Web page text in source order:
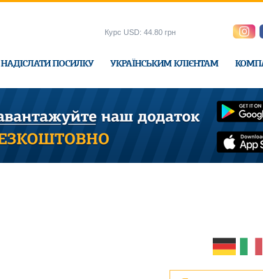
НАДІСЛАТИ ПОСИЛКУ УКРАЇНСЬКИМ КЛІЄНТАМ
Курс USD: 44.80 грн
в офісі Ukraine-Express